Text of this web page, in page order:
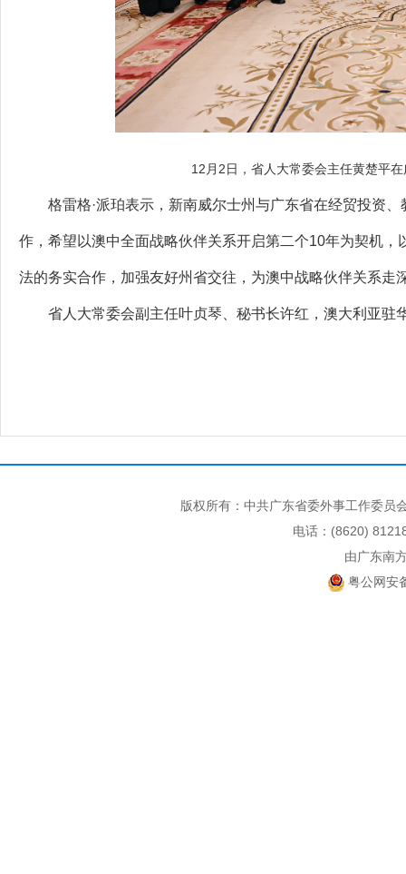
12月2日，省人大常委会主任黄楚平
格雷格·派珀表示，新南威尔士州与广东省在经贸投资、
作，希望以澳中全面战略伙伴关系开启第二个10年为契机
法的务实合作，加强友好州省交往，为澳中战略伙伴关系走
省人大常委会副主任叶贞琴、秘书长许红，澳大利亚驻
版权所有：中共广东省委外事工作委
电话：(8620)
由广东南
粤公网安